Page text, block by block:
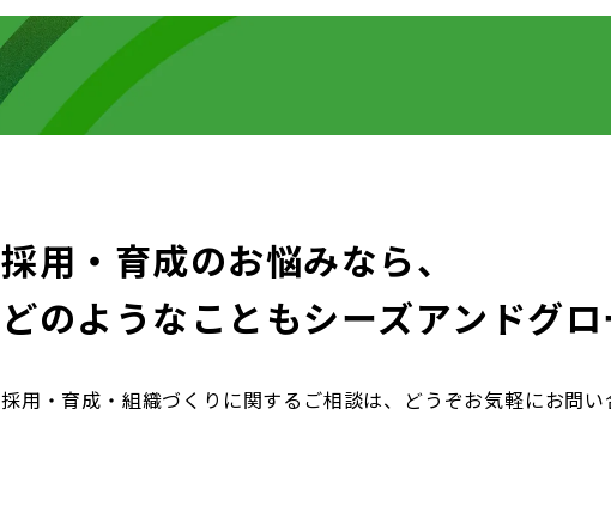
採用・育成のお悩みなら、
どのようなこともシーズアンドグ
採用・育成・組織づくりに関するご相談は、どうぞお気軽にお問い